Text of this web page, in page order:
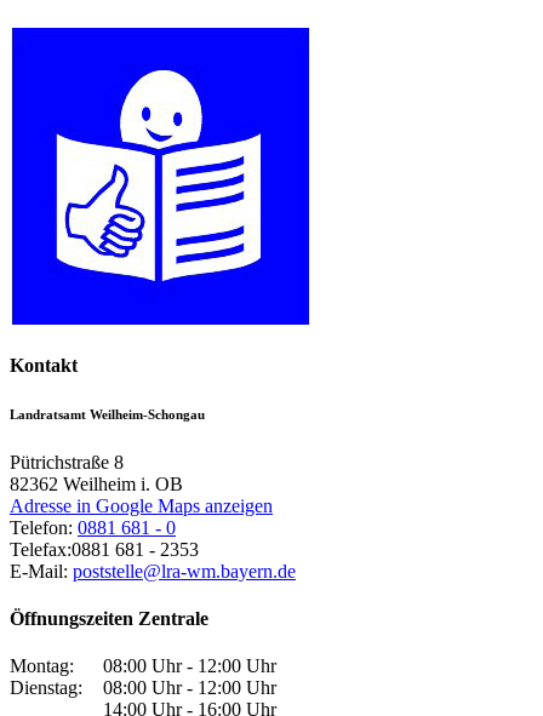
Kontakt
Landratsamt Weilheim-Schongau
Pütrichstraße 8
82362 Weilheim i. OB
Adresse in Google Maps anzeigen
Telefon: 0881 681 - 0
Telefax:0881 681 - 2353
E-Mail: poststelle@lra-wm.bayern.de
Öffnungszeiten Zentrale
Montag:
08:00 Uhr - 12:00 Uhr
Dienstag:
08:00 Uhr - 12:00 Uhr
14:00 Uhr - 16:00 Uhr